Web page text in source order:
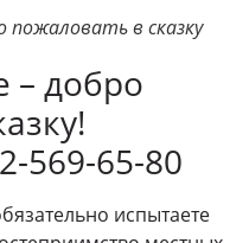
пожаловать в сказку
– добро
569-65-80
испытаете